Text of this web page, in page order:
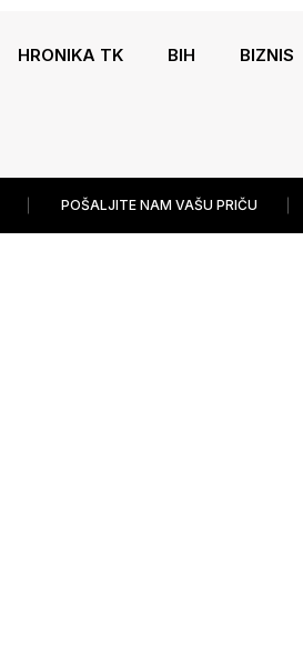
HRONIKA TK BIH BIZNIS
POŠALJITE NAM VAŠU PRIČU